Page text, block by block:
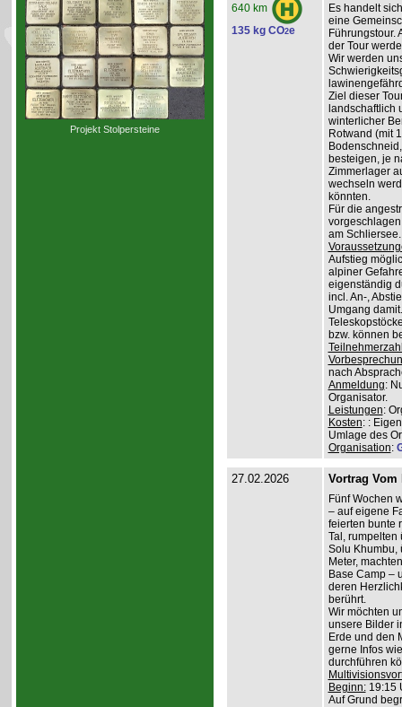
Projekt Stolpersteine
640 km
135 kg CO2e
Es handelt
eine
Führungstour.
der Tour
Wir werden
Ziel dieser
landschaftlich
winterlicher
Rotwand (mit
besteigen, je
Zimmerlager
wechseln
könnten.
Für die
am
Aufstieg
alpiner
eigenständig
incl. An-,
Umgang
bzw. können
nach
Anmeldung:
Organisator.
Leistungen:
Kosten: :
Umlage des
Organisation:
27.02.2026 Vortrag Vom
Fünf Wochen
– auf eigene
feierten bunte
Tal, rumpelten
Solu Khumbu,
Meter,
Base Camp –
deren
berührt.
Wir möchten
unsere Bilder
Erde und den
gerne Infos
durchführen
Beginn:19:15
Auf Grund